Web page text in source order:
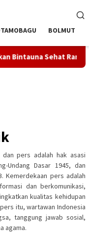
BOLMUT
Sehat Rangkaian HUT
pers adalah hak asasi
Undang Dasar 1945, dan
Kemerdekaan pers adalah
dan berkomunikasi,
kualitas kehidupan
itu, wartawan Indonesia
tanggung jawab sosial,
agama.